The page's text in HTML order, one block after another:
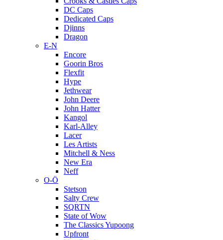
DC Caps
Dedicated Caps
Djinns
Dragon
E-N
Encore
Goorin Bros
Flexfit
Hype
Jethwear
John Deere
John Hatter
Kangol
Karl-Alley
Lacer
Les Artists
Mitchell & Ness
New Era
Neff
O-Ö
Stetson
Salty Crew
SQRTN
State of Wow
The Classics Yupoong
Upfront